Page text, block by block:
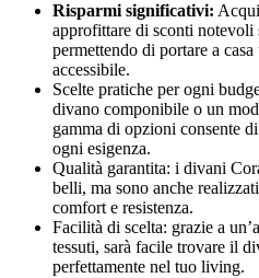
Risparmi significativi:
approfittare di sconti notevoli
permettendo di portare a
accessibile.
Scelte pratiche per ogni
divano componibile o un
gamma di opzioni consente
ogni esigenza.
Qualità garantita: i divani
belli, ma sono anche
comfort e resistenza.
Facilità di scelta: grazie a
tessuti, sarà facile trovare il
perfettamente nel tuo living.